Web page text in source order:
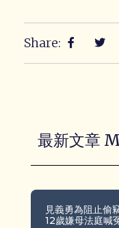
Share:
最新文章
見義勇為阻止偷
12歲嫌母法庭喊